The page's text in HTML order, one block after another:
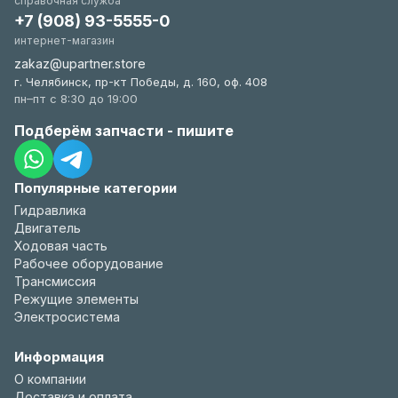
Популярные категории
Гидравлика
Двигатель
Ходовая часть
Рабочее оборудование
Трансмиссия
Режущие элементы
Электросистема
Информация
О компании
+7 (908) 93-5555-0
интернет-магазин
zakaz@upartner.store
г. Челябинск, пр-кт Победы, д. 160, оф. 408
пн–пт с 8:30 до 19:00
Подберём запчасти - пишите